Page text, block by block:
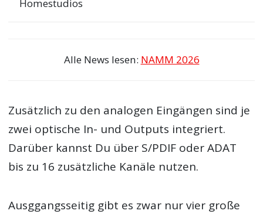
Homestudios
Alle News lesen: NAMM 2026
Zusätzlich zu den analogen Eingängen sind je
zwei optische In- und Outputs integriert.
Darüber kannst Du über S/PDIF oder ADAT
bis zu 16 zusätzliche Kanäle nutzen.
Ausggangsseitig gibt es zwar nur vier große